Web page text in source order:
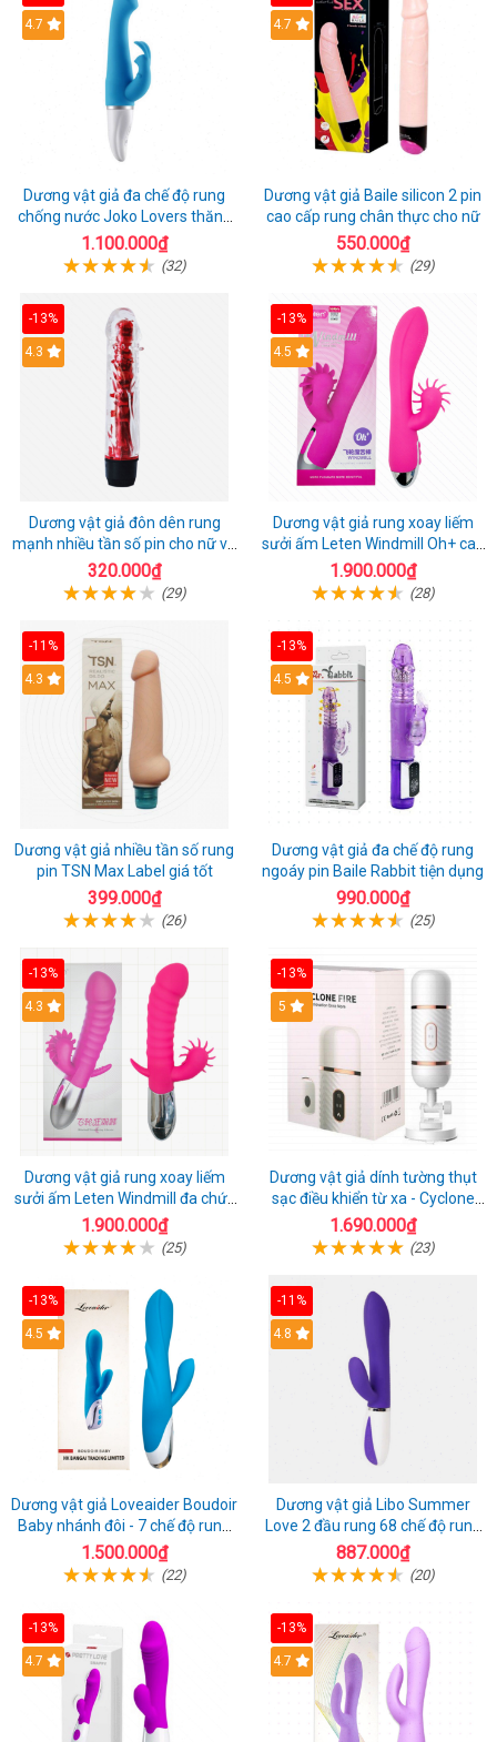
Hot
4.7
Dương vật giả đa chế độ rung
chống nước Joko Lovers thăng
hoa
1.100.000₫
(32)
4.7
Dương vật giả Baile silicon 2 pin
cao cấp rung chân thực cho nữ
550.000₫
(29)
-13%
4.3
Dương vật giả đôn dên rung
mạnh nhiều tần số pin cho nữ và
cặp đôi
320.000₫
(29)
-13%
4.5
Dương vật giả rung xoay liếm
sưởi ấm Leten Windmill Oh+ cao
cấp
1.900.000₫
(28)
-11%
4.3
Dương vật giả nhiều tần số rung
pin TSN Max Label giá tốt
399.000₫
(26)
-13%
4.5
Dương vật giả đa chế độ rung
ngoáy pin Baile Rabbit tiện dụng
990.000₫
(25)
-13%
4.3
Dương vật giả rung xoay liếm
sưởi ấm Leten Windmill đa chức
năng
1.900.000₫
(25)
-13%
5
Dương vật giả dính tường thụt
sạc điều khiển từ xa - Cyclone
Fire
1.690.000₫
(23)
-13%
4.5
Dương vật giả Loveaider Boudoir
Baby nhánh đôi - 7 chế độ rung
sạc điện
1.500.000₫
(22)
-11%
4.8
Dương vật giả Libo Summer
Love 2 đầu rung 68 chế độ rung
sạc pin thỏa mãn
887.000₫
(20)
-13%
4.7
-13%
4.7